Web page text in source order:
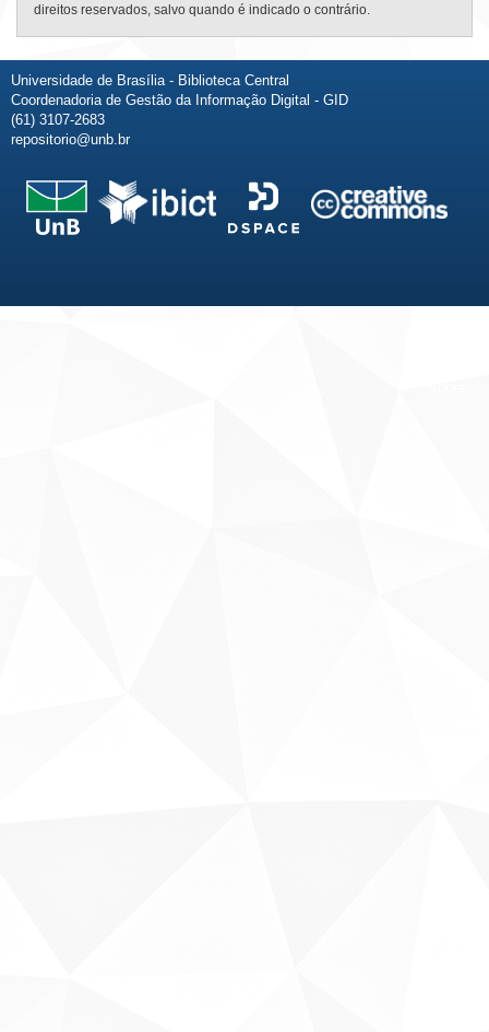
direitos reservados, salvo quando é indicado o contrário.
Universidade de Brasília - Biblioteca Central
Coordenadoria de Gestão da Informação Digital - GID
(61) 3107-2683
repositorio@unb.br